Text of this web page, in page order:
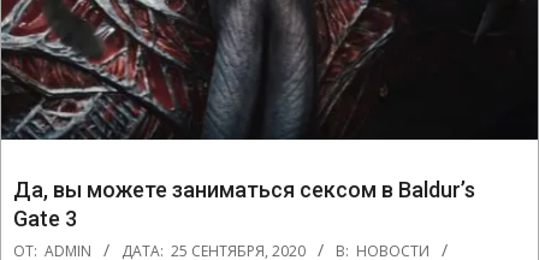
Да, вы можете заниматься сексом в Baldur’s
Gate 3
ОТ: ADMIN ДАТА: 25 СЕНТЯБРЯ, 2020 В: НОВОСТИ